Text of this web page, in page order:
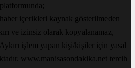
içerikleri kaynak gösterilmeden
ve izinsiz olarak kopyalanamaz,
işlem yapan kişi/kişiler için yasal
www.manisasondakika.net tercih